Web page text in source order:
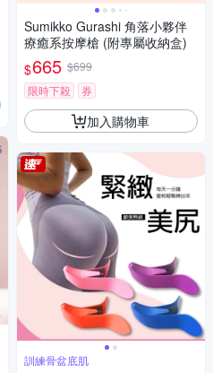
Sumikko Gurashi 角落小夥伴
療癒系按摩槍 (附專屬收納盒)
$665 $699
限時下殺
券
加入購物車
訓練骨盆底肌